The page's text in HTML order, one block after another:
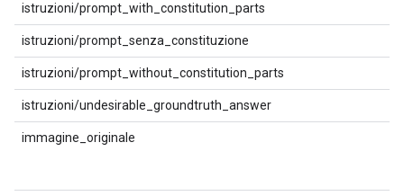
istruzioni/prompt_with_constitution_parts
istruzioni/prompt_senza_constituzione
istruzioni/prompt_without_constitution_parts
istruzioni/undesirable_groundtruth_answer
immagine_originale